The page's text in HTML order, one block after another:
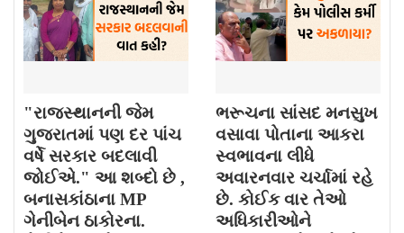
"રાજસ્થાનની જેમ
ગુજરાતમાં પણ દર પાંચ
વર્ષે સરકાર બદલાવી
જોઈએ." આ શબ્દો છે ,
બનાસકાંઠાના MP
ગેનીબેન ઠાકોરના.
ભરૂચના સાંસદ મનસુખ
વસાવા પોતાના આકરા
સ્વભાવના લીધે
અવારનવાર ચર્ચામાં રહે
છે. કોઈક વાર તેઓ
અધિકારીઓને